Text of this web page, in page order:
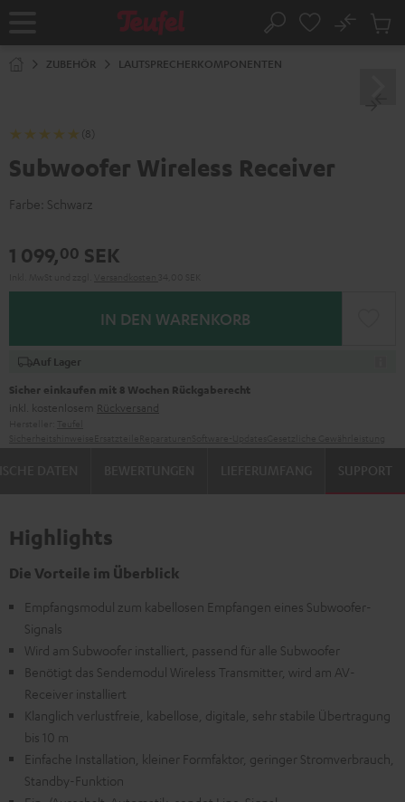
Startseite Suche
No
ZUBEHÖR LAUTSPRECHERKOMPONENTEN
(8)
Subwoofer Wireless Receiver
Farbe: Schwarz
1 099,00 SEK
IN DEN WARENKORB
Auf Lager
Sicher einkaufen mit 8 Wochen Rückgaberecht
inkl. kostenlosem Rückversand
SUPPORT
Highlights
Die Vorteile im Überblick
Empfangsmodul zum kabellosen Empfangen eines Subwoofer-
Signals
Wird am Subwoofer installiert, passend für alle Subwoofer
Benötigt das Sendemodul Wireless Transmitter, wird am AV-
Receiver installiert
Klanglich verlustfreie, kabellose, digitale, sehr stabile Übertragung
bis 10 m
Einfache Installation, kleiner Formfaktor, geringer Stromverbrauch,
Standby-Funktion